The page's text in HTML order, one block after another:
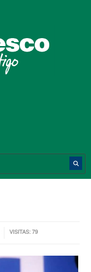
VISITAS: 79